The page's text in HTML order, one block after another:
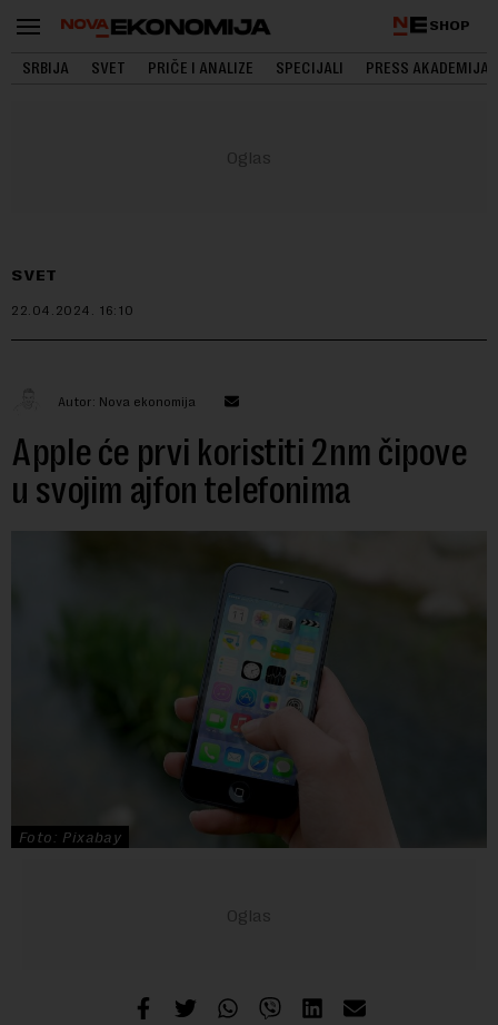
SHOP
SRBIJA SVET PRIČE I ANALIZE SPECIJALI PRESS AKADEMIJA
SVET
22.04.2024. 16:10
Autor: Nova ekonomija
Apple će prvi koristiti 2nm čipove
u svojim ajfon telefonima
Foto: Pixabay